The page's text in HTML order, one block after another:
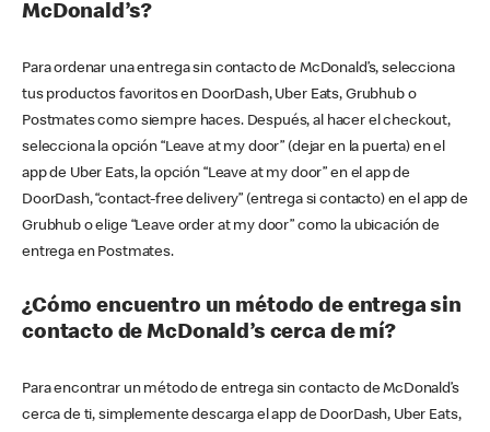
McDonald’s?
Para ordenar una entrega sin contacto de McDonald’s, selecciona
tus productos favoritos en DoorDash, Uber Eats, Grubhub o
Postmates como siempre haces. Después, al hacer el checkout,
selecciona la opción “Leave at my door” (dejar en la puerta) en el
app de Uber Eats, la opción “Leave at my door” en el app de
DoorDash, “contact-free delivery” (entrega si contacto) en el app de
Grubhub o elige “Leave order at my door” como la ubicación de
entrega en Postmates.
¿Cómo encuentro un método de entrega sin
contacto de McDonald’s cerca de mí?
Para encontrar un método de entrega sin contacto de McDonald’s
cerca de ti, simplemente descarga el app de DoorDash, Uber Eats,